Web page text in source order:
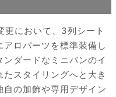
において、3列シート
ロパーツを標準装備し
ダードなミニバンのイ
スタイリングへと大き
の加飾や専用デザイン